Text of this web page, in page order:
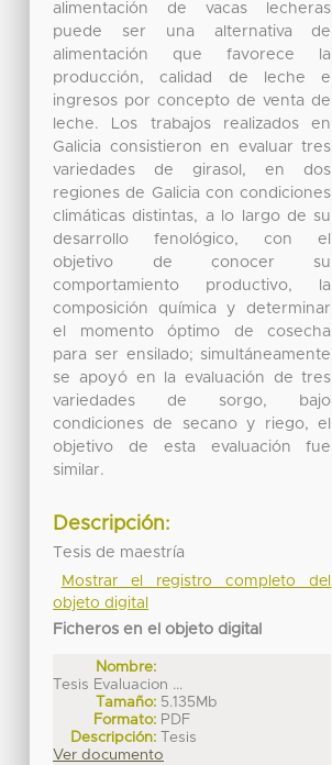
alimentación de vacas lecheras
puede ser una alternativa de
alimentación que favorece la
producción, calidad de leche e
ingresos por concepto de venta de
leche. Los trabajos realizados en
Galicia consistieron en evaluar tres
variedades de girasol, en dos
regiones de Galicia con condiciones
climáticas distintas, a lo largo de su
desarrollo fenológico, con el
objetivo de conocer su
comportamiento productivo, la
composición química y determinar
el momento óptimo de cosecha
para ser ensilado; simultáneamente
se apoyó en la evaluación de tres
variedades de sorgo, bajo
condiciones de secano y riego, el
objetivo de esta evaluación fue
similar.
Descripción:
Tesis de maestría
Mostrar el registro completo del
objeto digital
Ficheros en el objeto digital
Nombre:
Tesis Evaluacion ...
Tamaño: 5.135Mb
Formato: PDF
Descripción:
Tesis
Ver documento